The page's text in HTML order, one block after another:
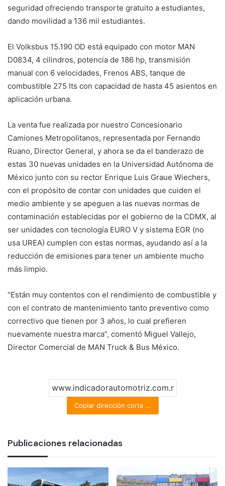
seguridad ofreciendo transporte gratuito a estudiantes,
dando movilidad a 136 mil estudiantes.
El Volksbus 15.190 OD está equipado con motor MAN
D0834, 4 cilindros, potencia de 186 hp, transmisión
manual con 6 velocidades, Frenos ABS, tanque de
combustible 275 lts con capacidad de hasta 45 asientos en
aplicación urbana.
La venta fue realizada por nuestro Concesionario
Camiones Metropolitanos, representada por Fernando
Ruano, Director General, y ahora se da el banderazo de
estas 30 nuevas unidades en la Universidad Autónoma de
México junto con su rector Enrique Luis Graue Wiechers,
con el propósito de contar con unidades que cuiden el
medio ambiente y se apeguen a las nuevas normas de
contaminación establecidas por el gobierno de la CDMX, al
ser unidades con tecnología EURO V y sistema EGR (no
usa UREA) cumplen con estas normas, ayudando así a la
reducción de emisiones para tener un ambiente mucho
más limpio.
“Están muy contentos con el rendimiento de combustible y
con el contrato de mantenimiento tanto preventivo como
correctivo que tienen por 3 años, lo cual prefieren
nuevamente nuestra marca”, comentó Miguel Vallejo,
Director Comercial de MAN Truck & Bus México.
Copiar dirección corta ...
Publicaciones relacionadas